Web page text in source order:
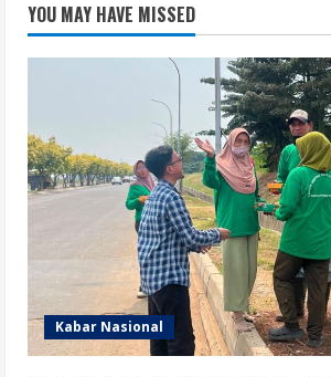
YOU MAY HAVE MISSED
Kabar Nasional